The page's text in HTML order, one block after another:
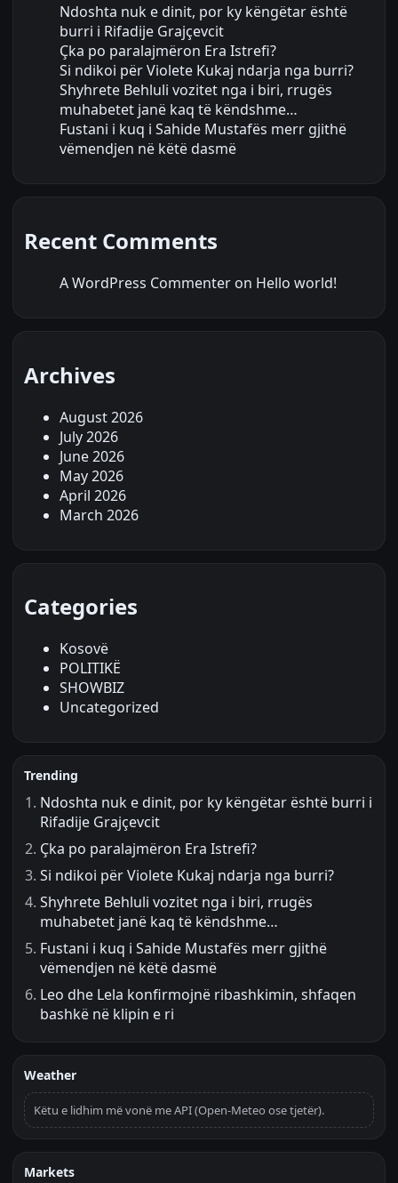
Ndoshta nuk e dinit, por ky këngëtar është
burri i Rifadije Grajçevcit
Çka po paralajmëron Era Istrefi?
Si ndikoi për Violete Kukaj ndarja nga burri?
Shyhrete Behluli vozitet nga i biri, rrugës
muhabetet janë kaq të këndshme…
Fustani i kuq i Sahide Mustafës merr gjithë
vëmendjen në këtë dasmë
Recent Comments
A WordPress Commenter on Hello world!
Archives
August 2026
July 2026
June 2026
May 2026
April 2026
March 2026
Categories
Kosovë
POLITIKË
SHOWBIZ
Uncategorized
Trending
Ndoshta nuk e dinit, por ky këngëtar është burri i
Rifadije Grajçevcit
Çka po paralajmëron Era Istrefi?
Si ndikoi për Violete Kukaj ndarja nga burri?
Shyhrete Behluli vozitet nga i biri, rrugës
muhabetet janë kaq të këndshme…
Fustani i kuq i Sahide Mustafës merr gjithë
vëmendjen në këtë dasmë
Leo dhe Lela konfirmojnë ribashkimin, shfaqen
bashkë në klipin e ri
Weather
Këtu e lidhim më vonë me API (Open-Meteo ose tjetër).
Markets